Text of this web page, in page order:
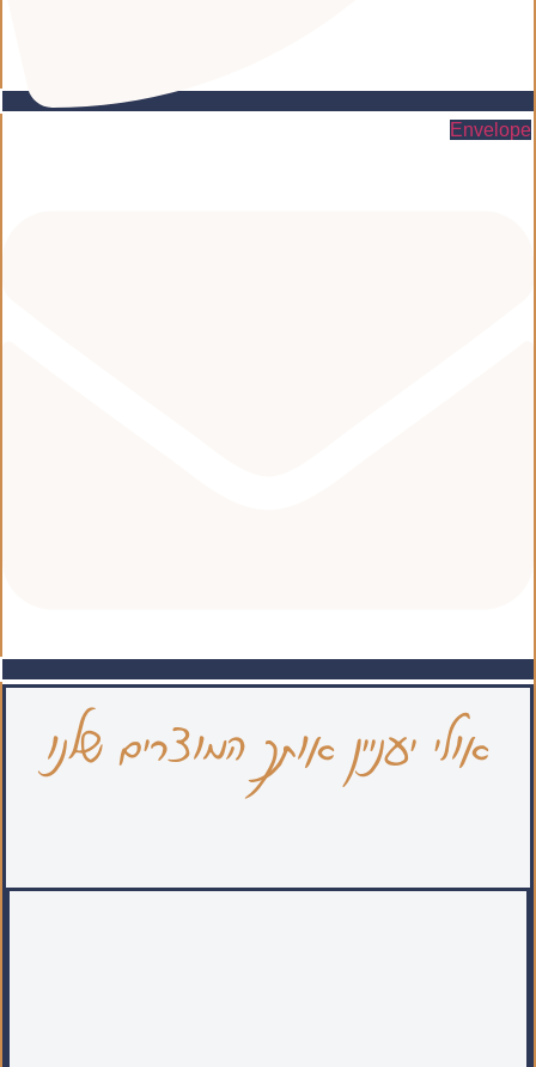
Envelope
אולי יעניין אותך המוצרים שלנו